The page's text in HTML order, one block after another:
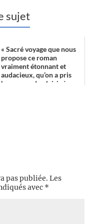
sujet
« Sacré voyage que nous
propose ce roman
vraiment étonnant et
audacieux, qu’on a pris
beaucoup de plaisir à
pas publiée. Les
avec *